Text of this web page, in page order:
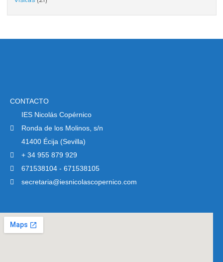
CONTACTO
IES Nicolás Copérnico
Ronda de los Molinos, s/n
41400 Écija (Sevilla)
+ 34 955 879 929
671538104 - 671538105
secretaria@iesnicolascopernico.com